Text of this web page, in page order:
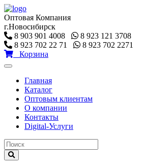
Оптовая Компания
г.Новосибирск
8 903 901 4008
8 923 121 3708
8 923 702 22 71
8 923 702 2271
Корзина
Toggle
navigationГлавная
Каталог
Оптовым клиентам
О компании
Контакты
Digital-Услуги